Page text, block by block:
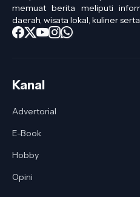
memuat berita meliputi
daerah, wisata lokal, kuliner
Kanal
Advertorial
E-Book
Hobby
Opini